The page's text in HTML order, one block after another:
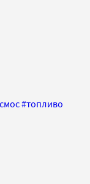
#топливо